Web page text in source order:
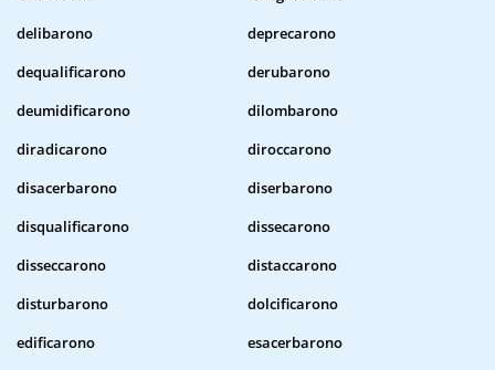
delibarono
deprecarono
dequalificarono
derubarono
deumidificarono
dilombarono
diradicarono
diroccarono
disacerbarono
diserbarono
disqualificarono
dissecarono
disseccarono
distaccarono
disturbarono
dolcificarono
edificarono
esacerbarono